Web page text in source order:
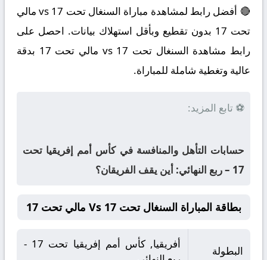
🔴 أفضل رابط لمشاهدة مباراة السنغال تحت 17 vs مالي
تحت 17 بدون تقطيع وبأقل استهلاك بيانات. احصل على
رابط مشاهدة السنغال تحت 17 vs مالي تحت 17 بدقة
عالية وتغطية شاملة للمباراة.
⚽ تابع المزيد:
حسابات التأهل والمنافسة في كأس أمم إفريقيا تحت
17 – ربع النهائي: أين يقف الفريقان؟
بطاقة المباراة السنغال تحت 17 Vs مالي تحت 17
البطولة
أفريقيا, كأس أمم إفريقيا تحت 17 -